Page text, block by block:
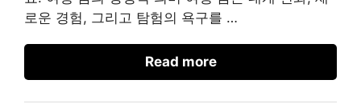
로운 경험, 그리고 탐험의 욕구를 …
Read more